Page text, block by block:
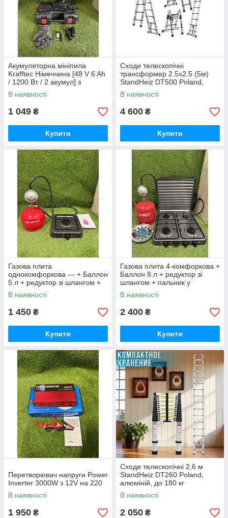
Акумуляторна мініпила
Krafftec Німеччина [48 V 6 Ah
/ 1200 Вт / 2 акумул] з
автоматичним мастилом 6
дюймів
В наявності
1 049 ₴
Купити
Сходи телескопічні
трансформер 2.5х2.5 (5м)
StandHeiz DT500 Poland,
алюміній, до 180 кг
В наявності
4 600 ₴
Купити
Газова плита
однокомфоркова — + Баллон
5 л + редуктор зі шлангом +
пальник на балон у
подарунок
В наявності
1 450 ₴
Купити
Газова плита 4-комфоркова +
Баллон 8 л + редуктор зі
шлангом + пальник у
подарунок
В наявності
2 400 ₴
Купити
Перетворювач напруги Power
Inverter 3000W з 12V на 220
В наявності
1 950 ₴
Сходи телескопічні 2,6 м
StandHeiz DT260 Poland,
алюміній, до 180 кг
В наявності
2 050 ₴